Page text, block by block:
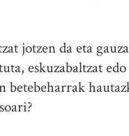
jotzen da eta
eskuzabaltzat